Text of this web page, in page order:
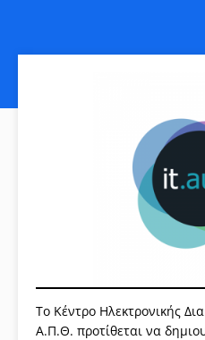
Το Κέντρο Ηλεκτρονικής
Α.Π.Θ. προτίθεται να